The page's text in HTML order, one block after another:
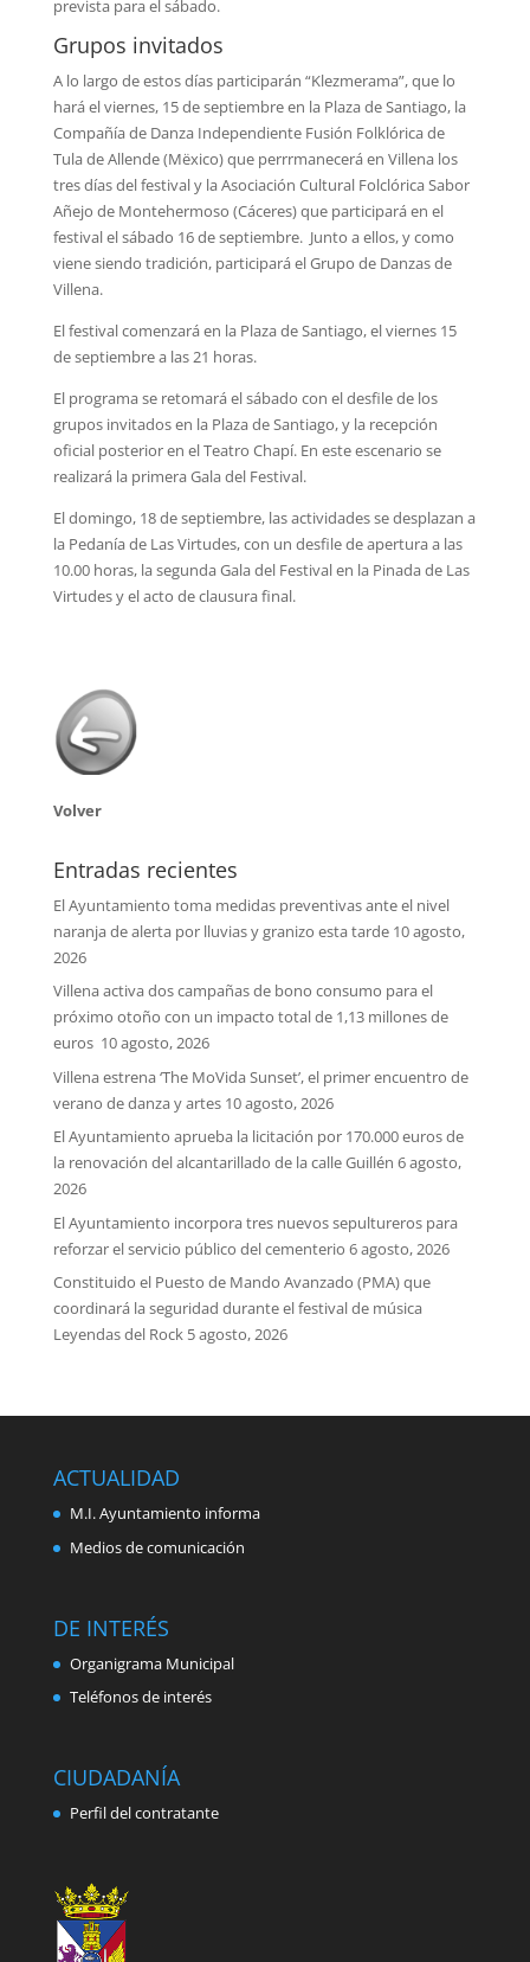
prevista para el sábado.
Grupos invitados
A lo largo de estos días participarán “Klezmerama”, que lo
hará el viernes, 15 de septiembre en la Plaza de Santiago, la
Compañía de Danza Independiente Fusión Folklórica de
Tula de Allende (Mëxico) que perrrmanecerá en Villena los
tres días del festival y la Asociación Cultural Folclórica Sabor
Añejo de Montehermoso (Cáceres) que participará en el
festival el sábado 16 de septiembre. Junto a ellos, y como
viene siendo tradición, participará el Grupo de Danzas de
Villena.
El festival comenzará en la Plaza de Santiago, el viernes 15
de septiembre a las 21 horas.
El programa se retomará el sábado con el desfile de los
grupos invitados en la Plaza de Santiago, y la recepción
oficial posterior en el Teatro Chapí. En este escenario se
realizará la primera Gala del Festival.
El domingo, 18 de septiembre, las actividades se desplazan a
la Pedanía de Las Virtudes, con un desfile de apertura a las
10.00 horas, la segunda Gala del Festival en la Pinada de Las
Virtudes y el acto de clausura final.
Volver
Entradas recientes
El Ayuntamiento toma medidas preventivas ante el nivel
naranja de alerta por lluvias y granizo esta tarde 10 agosto,
2026
Villena activa dos campañas de bono consumo para el
próximo otoño con un impacto total de 1,13 millones de
euros 10 agosto, 2026
Villena estrena ‘The MoVida Sunset’, el primer encuentro de
verano de danza y artes 10 agosto, 2026
El Ayuntamiento aprueba la licitación por 170.000 euros de
la renovación del alcantarillado de la calle Guillén 6 agosto,
2026
El Ayuntamiento incorpora tres nuevos sepultureros para
reforzar el servicio público del cementerio 6 agosto, 2026
Constituido el Puesto de Mando Avanzado (PMA) que
coordinará la seguridad durante el festival de música
Leyendas del Rock 5 agosto, 2026
ACTUALIDAD
M.I. Ayuntamiento informa
Medios de comunicación
DE INTERÉS
Organigrama Municipal
Teléfonos de interés
CIUDADANÍA
Perfil del contratante